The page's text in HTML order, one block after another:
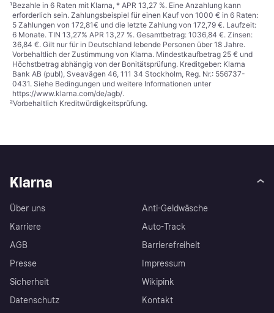
¹Bezahle in 6 Raten mit Klarna, * APR 13,27 %. Eine Anzahlung kann
erforderlich sein. Zahlungsbeispiel für einen Kauf von 1000 € in 6 Raten:
5 Zahlungen von 172,81€ und die letzte Zahlung von 172,79 €. Laufzeit:
6 Monate. TIN 13,27% APR 13,27 %. Gesamtbetrag: 1036,84 €. Zinsen:
36,84 €. Gilt nur für in Deutschland lebende Personen über 18 Jahre.
Vorbehaltlich der Zustimmung von Klarna. Mindestkaufbetrag 25 € und
Höchstbetrag abhängig von der Bonitätsprüfung. Kreditgeber: Klarna
Bank AB (publ), Sveavägen 46, 111 34 Stockholm, Reg. Nr.: 556737-
0431. Siehe Bedingungen und weitere Informationen unter
https://www.klarna.com/de/agb/.
²Vorbehaltlich Kreditwürdigkeitsprüfung.
Klarna
Über uns
Karriere
AGB
Presse
Sicherheit
Datenschutz
Anti-Geldwäsche
Auto-Track
Barrierefreiheit
Impressum
Wikipink
Kontakt